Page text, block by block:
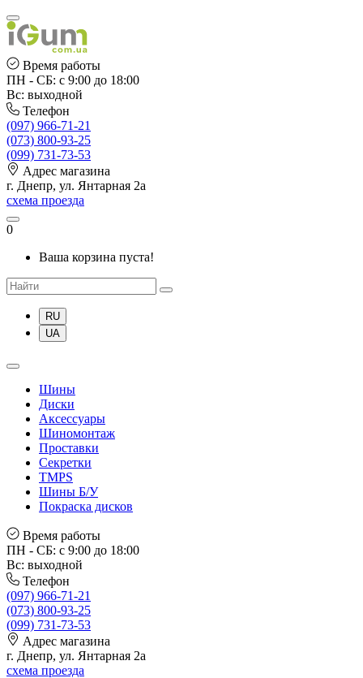
Время работы
ПН - СБ: с 9:00 до 18:00
Вс: выходной
Телефон
(097) 966-71-21
(073) 800-93-25
(099) 731-73-53
Адрес магазина
г. Днепр, ул. Янтарная 2а
схема проезда
0
Ваша корзина пуста!
RU
UA
Шины
Диски
Аксессуары
Шиномонтаж
Проставки
Секретки
TMPS
Шины Б/У
Покраска дисков
Время работы
ПН - СБ: с 9:00 до 18:00
Вс: выходной
Телефон
(097) 966-71-21
(073) 800-93-25
(099) 731-73-53
Адрес магазина
г. Днепр, ул. Янтарная 2а
схема проезда